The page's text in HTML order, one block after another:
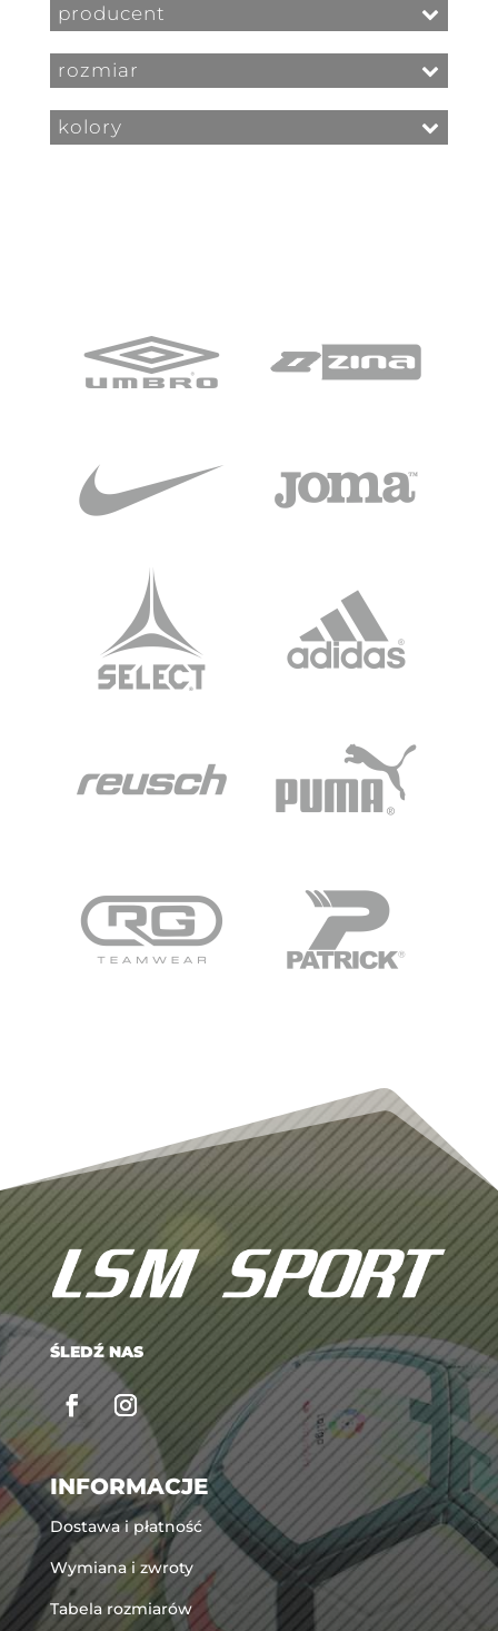
producent
rozmiar
kolory
ŚLEDŹ NAS
INFORMACJE
Dostawa i płatność
Wymiana i zwroty
Tabela rozmiarów